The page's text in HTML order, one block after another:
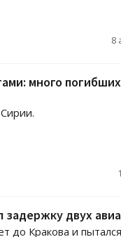
8
много
двух
до Кракова и